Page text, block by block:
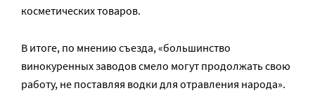
косметических товаров.
В итоге, по мнению съезда, «большинство
винокуренных заводов смело могут продолжать свою
работу, не поставляя водки для отравления народа».